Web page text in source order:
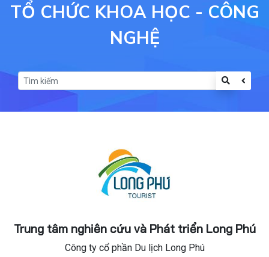
TỔ CHỨC KHOA HỌC - CÔNG
NGHỆ
Trung tâm nghiên cứu và Phát triển Long Phú
Công ty cổ phần Du lịch Long Phú